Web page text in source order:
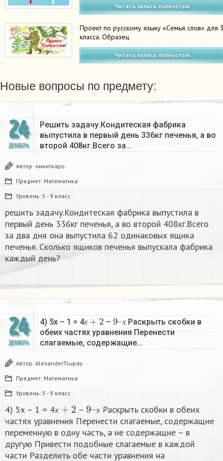
Читать запись полностью
Проект по русскому языку «Семья слов» для
класса. Образец
Читать запись полностью
Новые вопросы по предмету:
24
ДЕКАБРЬ
Решить задачу.Кондитеская фабрика
выпустила в первый день 336кг печенья, а во
второй 408кг.Всего за…
Автор: никиткаро
Предмет: Математика
Уровень: 5 - 9 класс
решить задачу.Кондитеская фабрика выпустила в
первый день 336кг печенья, а во второй 408кг.Всего
за два дня она выпустила 62 одинаковых ящика
печенья. Сколько ящиков печенья выпускала фабрика
каждый день?
24
ДЕКАБРЬ
4) 5х – 1 = 4х
х+2
– х
9–
х
Раскрыть скобки в
обеих частях уравнения Перенести
слагаемые, содержащие…
Автор: AlexanderTsupay
Предмет: Математика
Уровень: 5 - 9 класс
4) 5х – 1 = 4х – х
9х
Раскрыть скобки в обеих
частях уравнения Перенести слагаемые, содержащие
переменную в одну часть, а не содержащие – в
другую Привести подобные слагаемые в каждой
части Разделить обе части уравнения на